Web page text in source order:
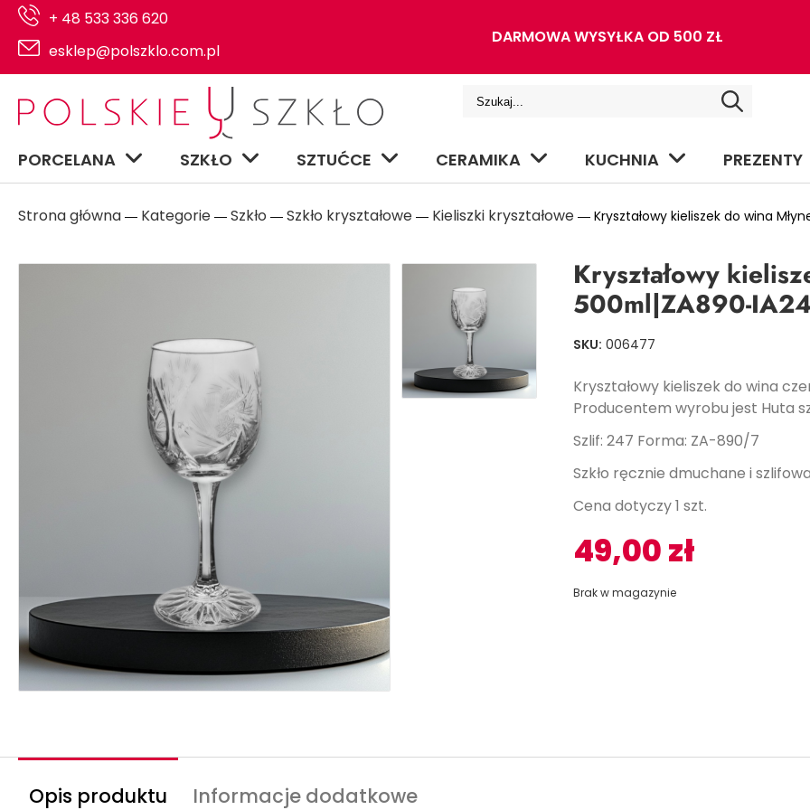
+ 48 533 336 620
esklep@polszklo.com.pl
DARMOWA WYSYŁKA OD 500 ZŁ
PORCELANA SZKŁO SZTUĆCE CERAMIKA KUCHNIA PREZENTY
Strona główna ― Kategorie ― Szkło ― Szkło kryształowe ― Kieliszki kryształowe ― Kryształowy kieliszek do wina
Kryształowy
500ml|ZA890-
SKU: 006477
Kryształowy kieliszek do wina
Producentem wyrobu jest Huta
Szlif: 247 Forma: ZA-890/7
Szkło ręcznie dmuchane i
Cena dotyczy 1 szt.
49,00zł
Brak w magazynie
Opis produktu Informacje dodatkowe